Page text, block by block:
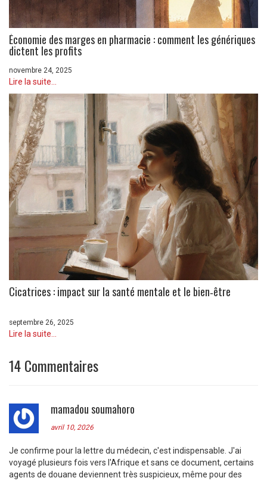
Économie des marges en pharmacie : comment les génériques
dictent les profits
novembre 24, 2025
Lire la suite...
Cicatrices : impact sur la santé mentale et le bien‑être
septembre 26, 2025
Lire la suite...
14 Commentaires
mamadou soumahoro
avril 10, 2026
Je confirme pour la lettre du médecin, c'est indispensable. J'ai
voyagé plusieurs fois vers l'Afrique et sans ce document, certains
agents de douane deviennent très suspicieux, même pour des